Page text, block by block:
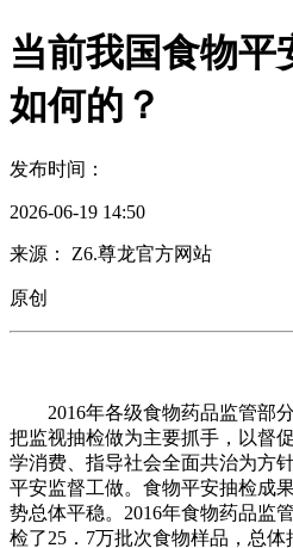
当前我国食物平
如何的？
发布时间：
2026-06-19 14:50
来源： Z6.尊龙官方网站
原创
2016年各级食物药品监管部分
把监视抽检做为主要抓手，以督
学消费、指导社会全面共治为方
平安监督工做。食物平安抽检成
势总体平稳。2016年食物药品监
检了25．7万批次食物样品，总体